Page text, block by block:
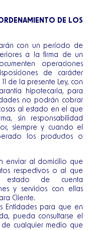
DE LOS
con un período de
a la firma de un
operaciones
de carácter
de la presente Ley, con
hipotecaria, para
no podrán cobrar
al estado en el que
sin responsabilidad
siempre y cuando el
los productos o
enviar al domicilio que
respectivos o al que
estado de cuenta
y servicios con ellas
Cliente.
Entidades para que en
pueda consultarse el
cualquier medio que